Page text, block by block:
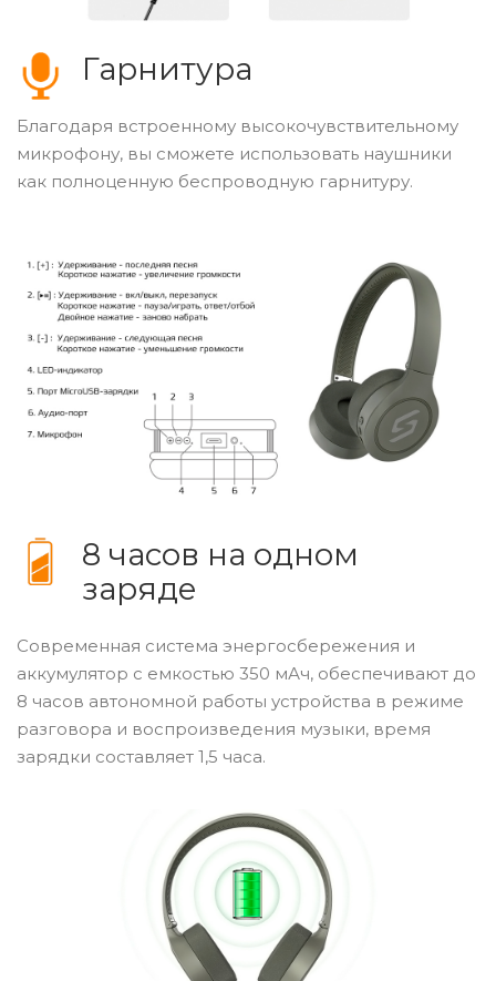
Гарнитура
Благодаря встроенному высокочувствительному
микрофону, вы сможете использовать наушники
как полноценную беспроводную гарнитуру.
8 часов на одном
заряде
Современная система энергосбережения и
аккумулятор с емкостью 350 мАч, обеспечивают до
8 часов автономной работы устройства в режиме
разговора и воспроизведения музыки, время
зарядки составляет 1,5 часа.